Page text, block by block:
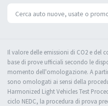
Il valore delle emissioni di CO2 e del
base di prove ufficiali secondo le
momento dell'omologazione. A
sono omologati ai sensi della
Harmonized Light Vehicles Test
ciclo NEDC, la procedura di prova